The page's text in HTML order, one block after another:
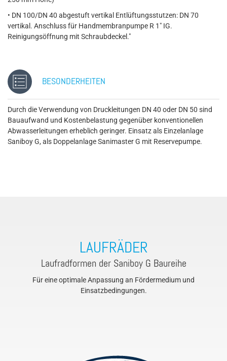
• DN 100/DN 40 abgestuft vertikal Entlüftungsstutzen: DN 70
vertikal. Anschluss für Handmembranpumpe R 1" IG.
Reinigungsöffnung mit Schraubdeckel."
BESONDERHEITEN
Durch die Verwendung von Druckleitungen DN 40 oder DN 50 sind
Bauaufwand und Kostenbelastung gegenüber konventionellen
Abwasserleitungen erheblich geringer. Einsatz als Einzelanlage
Saniboy G, als Doppelanlage Sanimaster G mit Reservepumpe.
LAUFRÄDER
Laufradformen der Saniboy G Baureihe
Für eine optimale Anpassung an Fördermedium und
Einsatzbedingungen.